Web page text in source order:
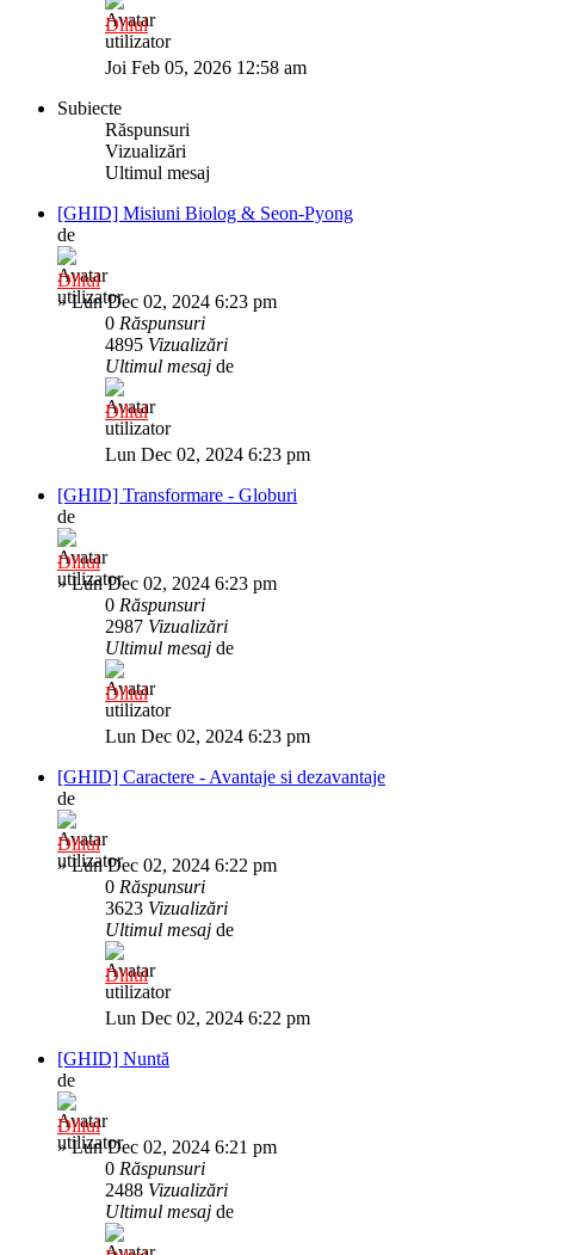
Diliul
Joi Feb 05, 2026 12:58 am
Subiecte
Răspunsuri
Vizualizări
Ultimul mesaj
[GHID] Misiuni Biolog & Seon-Pyong
de
Diliul
»Lun Dec 02, 2024 6:23 pm
0 Răspunsuri
4895 Vizualizări
Ultimul mesaj de
Diliul
Lun Dec 02, 2024 6:23 pm
[GHID] Transformare - Globuri
de
Diliul
»Lun Dec 02, 2024 6:23 pm
0 Răspunsuri
2987 Vizualizări
Ultimul mesaj de
Diliul
Lun Dec 02, 2024 6:23 pm
[GHID] Caractere - Avantaje si dezavantaje
de
Diliul
»Lun Dec 02, 2024 6:22 pm
0 Răspunsuri
3623 Vizualizări
Ultimul mesaj de
Diliul
Lun Dec 02, 2024 6:22 pm
[GHID] Nuntă
de
Diliul
»Lun Dec 02, 2024 6:21 pm
0 Răspunsuri
2488 Vizualizări
Ultimul mesaj de